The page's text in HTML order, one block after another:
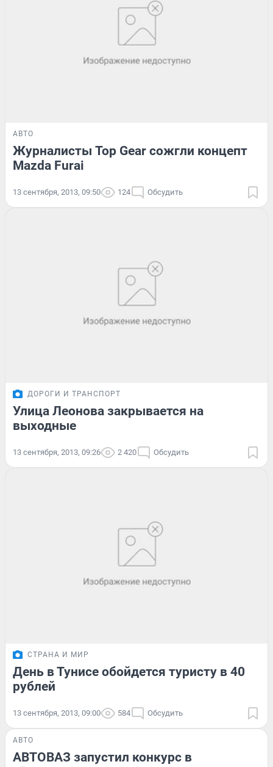
АВТО
Журналисты Top Gear сожгли концепт
Mazda Furai
13 сентября, 2013, 09:50 124 Обсудить
ДОРОГИ И ТРАНСПОРТ
Улица Леонова закрывается на
выходные
13 сентября, 2013, 09:26 2 420 Обсудить
СТРАНА И МИР
День в Тунисе обойдется туристу в 40
рублей
13 сентября, 2013, 09:00 584 Обсудить
АВТО
АВТОВАЗ запустил конкурс в